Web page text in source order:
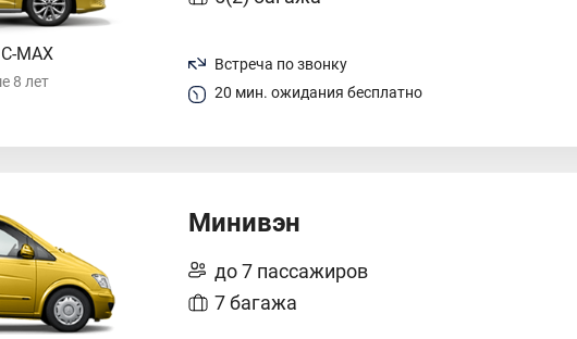
C-MAX
8 лет
Встреча по звонку
20 мин. ожидания бесплатно
Минивэн
до 7 пассажиров
7 багажа